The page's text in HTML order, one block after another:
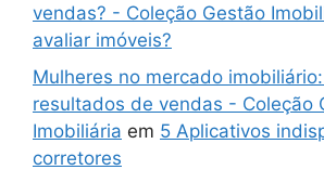
vendas? - Coleção Gestão
avaliar imóveis?
Mulheres no mercado
resultados de vendas - Coleção
Imobiliária em 5 Aplicativos
corretores